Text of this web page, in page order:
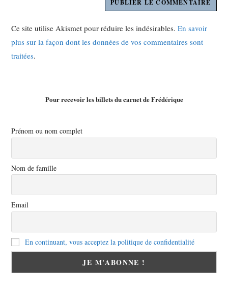
Ce site utilise Akismet pour réduire les indésirables.En savoir
plus sur la façon dont les données de vos commentaires sont
traitées.
Pour recevoir les billets du carnet de Frédérique
Prénom ou nom complet
Nom de famille
Email
En continuant, vous acceptez la politique de confidentialité